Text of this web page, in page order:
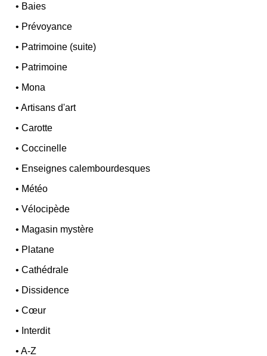
• Baies
• Prévoyance
• Patrimoine (suite)
• Patrimoine
• Mona
•Artisans d'art
•Carotte
•Coccinelle
• Enseignes calembourdesques
• Météo
•Vélocipède
• Magasin mystère
• Platane
•Cathédrale
• Dissidence
•Cœur
• Interdit
•A-Z